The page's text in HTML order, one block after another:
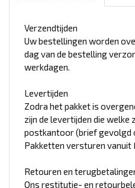
Verzendtijden
Uw bestellingen worden
dag van de bestelling
werkdagen.
Levertijden
Zodra het pakket is
zijn de levertijden die welke
postkantoor (brief gevolgd
Pakketten versturen vanuit
Retouren en
Ons restitutie- en